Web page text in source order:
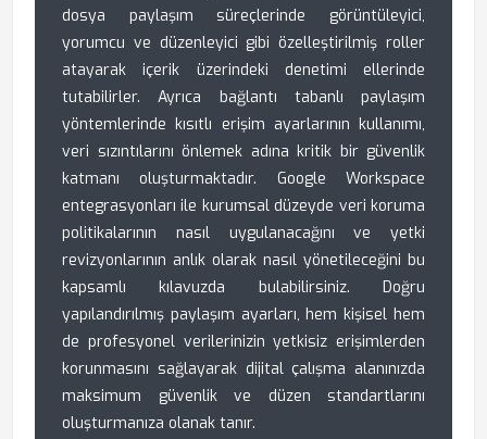
dosya paylaşım süreçlerinde görüntüleyici,
yorumcu ve düzenleyici gibi özelleştirilmiş roller
atayarak içerik üzerindeki denetimi ellerinde
tutabilirler. Ayrıca bağlantı tabanlı paylaşım
yöntemlerinde kısıtlı erişim ayarlarının kullanımı,
veri sızıntılarını önlemek adına kritik bir güvenlik
katmanı oluşturmaktadır. Google Workspace
entegrasyonları ile kurumsal düzeyde veri koruma
politikalarının nasıl uygulanacağını ve yetki
revizyonlarının anlık olarak nasıl yönetileceğini bu
kapsamlı kılavuzda bulabilirsiniz. Doğru
yapılandırılmış paylaşım ayarları, hem kişisel hem
de profesyonel verilerinizin yetkisiz erişimlerden
korunmasını sağlayarak dijital çalışma alanınızda
maksimum güvenlik ve düzen standartlarını
oluşturmanıza olanak tanır.